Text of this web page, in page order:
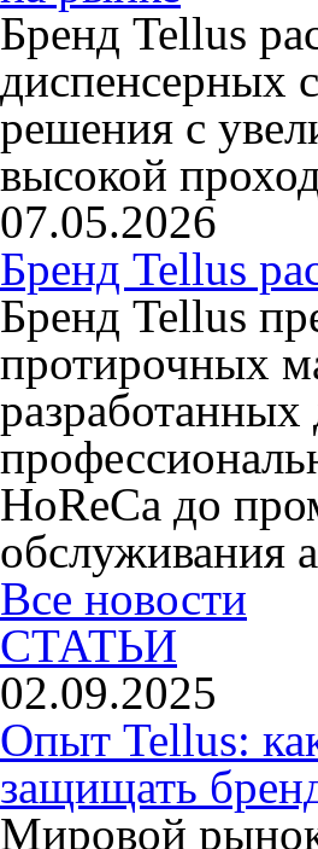
Бренд Tellus
диспенсерных
решения с
высокой
07.05.2026
Бренд Tellus
Бренд Tellus
протирочных
HoReCa до
обслуживания
Все новости
СТАТЬИ
02.09.2025
Опыт Tellus:
защищать
Мировой